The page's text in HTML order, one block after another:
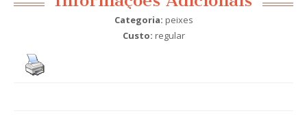
Categoria: peixes
Custo: regular